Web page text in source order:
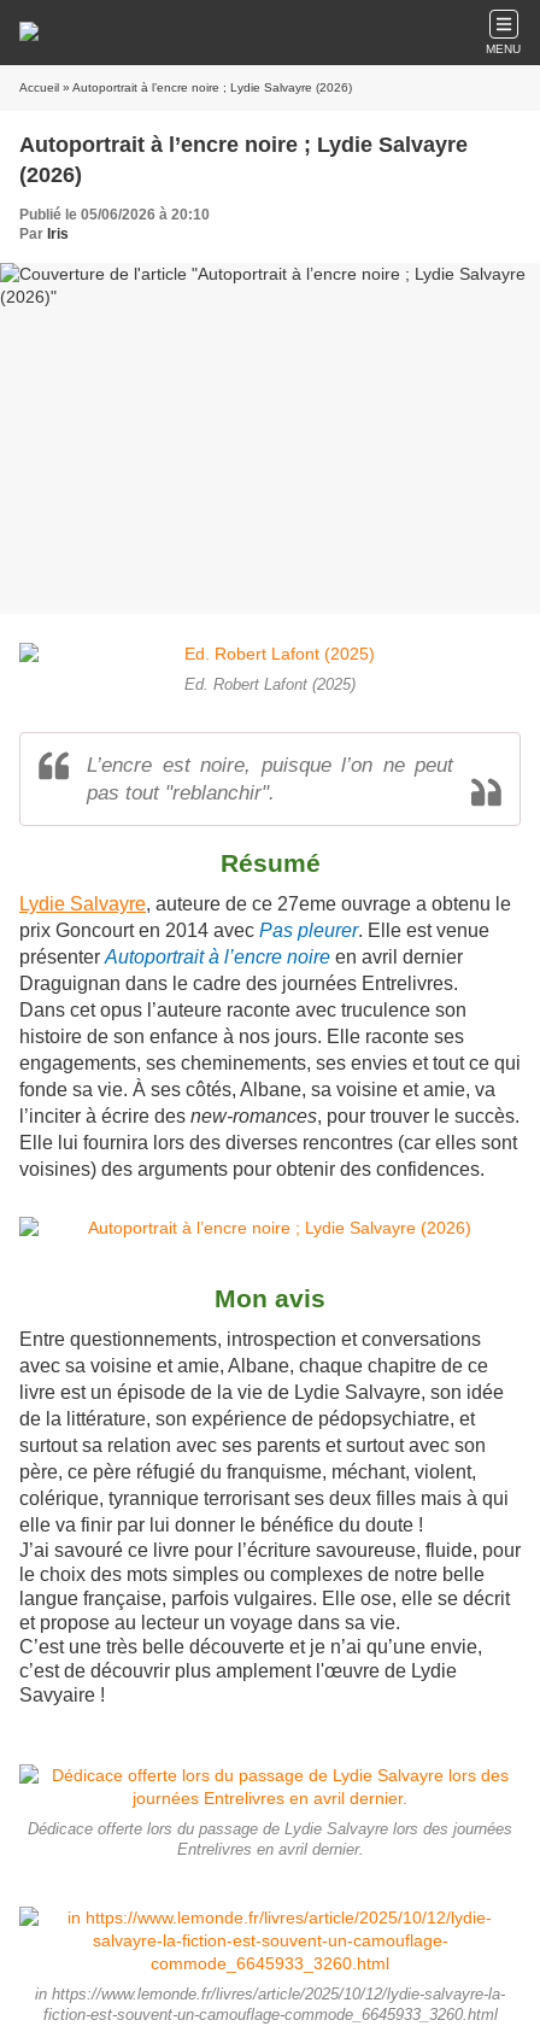
MENU
Accueil » Autoportrait à l’encre noire ; Lydie Salvayre (2026)
Autoportrait à l’encre noire ; Lydie Salvayre
(2026)
Publié le 05/06/2026 à 20:10
Par Iris
Ed. Robert Lafont (2025)
L’encre est noire, puisque l’on ne peut
pas tout "reblanchir".
Résumé
Lydie Salvayre, auteure de ce 27eme ouvrage a obtenu le
prix Goncourt en 2014 avec Pas pleurer. Elle est venue
présenter Autoportrait à l’encre noire en avril dernier
Draguignan dans le cadre des journées Entrelivres.
Dans cet opus l’auteure raconte avec truculence son
histoire de son enfance à nos jours. Elle raconte ses
engagements, ses cheminements, ses envies et tout ce qui
fonde sa vie. À ses côtés, Albane, sa voisine et amie, va
l’inciter à écrire des new-romances, pour trouver le succès.
Elle lui fournira lors des diverses rencontres (car elles sont
voisines) des arguments pour obtenir des confidences.
Mon avis
Entre questionnements, introspection et conversations
avec sa voisine et amie, Albane, chaque chapitre de ce
livre est un épisode de la vie de Lydie Salvayre, son idée
de la littérature, son expérience de pédopsychiatre, et
surtout sa relation avec ses parents et surtout avec son
père, ce père réfugié du franquisme, méchant, violent,
colérique, tyrannique terrorisant ses deux filles mais à qui
elle va finir par lui donner le bénéfice du doute !
J’ai savouré ce livre pour l’écriture savoureuse, fluide, pour
le choix des mots simples ou complexes de notre belle
langue française, parfois vulgaires. Elle ose, elle se décrit
et propose au lecteur un voyage dans sa vie.
C’est une très belle découverte et je n’ai qu’une envie,
c’est de découvrir plus amplement l'œuvre de Lydie
Savyaire !
Dédicace offerte lors du passage de Lydie Salvayre lors des journées
Entrelivres en avril dernier.
in https://www.lemonde.fr/livres/article/2025/10/12/lydie-salvayre-la-
fiction-est-souvent-un-camouflage-commode_6645933_3260.html